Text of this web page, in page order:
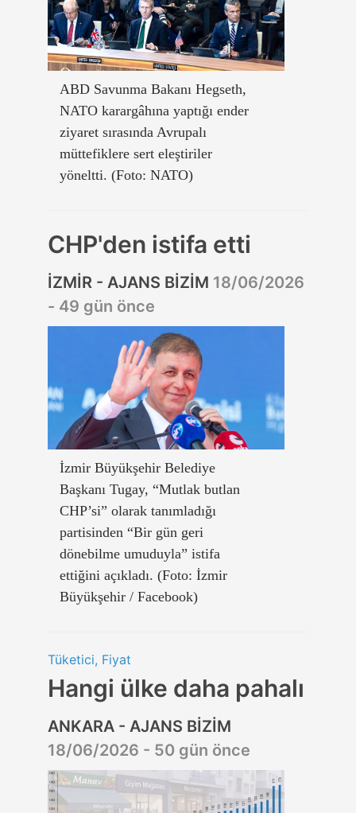
ABD Savunma Bakanı Hegseth,
NATO karargâhına yaptığı ender
ziyaret sırasında Avrupalı
müttefiklere sert eleştiriler
yöneltti. (Foto: NATO)
CHP'den istifa etti
İZMİR - AJANS BİZİM 18/06/2026
- 49 gün önce
İzmir Büyükşehir Belediye
Başkanı Tugay, “Mutlak butlan
CHP’si” olarak tanımladığı
partisinden “Bir gün geri
dönebilme umuduyla” istifa
ettiğini açıkladı. (Foto: İzmir
Büyükşehir / Facebook)
Tüketici, Fiyat
Hangi ülke daha pahalı
ANKARA - AJANS BİZİM
18/06/2026 - 50 gün önce